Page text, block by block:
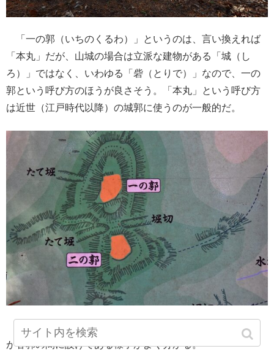
「一の郭（いちのくるわ）」というのは、言い換えれば
「本丸」だが、山城の場合は立派な建物がある「城（し
ろ）」ではなく、いわゆる「砦（とりで）」なので、一の
郭という呼び方のほうが良さそう。「本丸」という呼び方
は近世（江戸時代以降）の城郭に使うのが一般的だ。
一の郭跡に設置されている案内板。この図を見ると堀切
が各郭の間に設けてある様子がよく分かる。